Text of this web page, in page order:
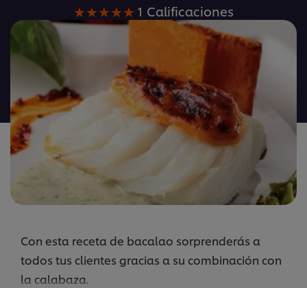
La
calificación
promedio
de
este
Bacalao
confitado
con
gratinado
de
calabaza
y
de
brócoli
1 Calificaciones
Con esta receta de bacalao sorprenderás a
todos tus clientes gracias a su combinación con
la calabaza.